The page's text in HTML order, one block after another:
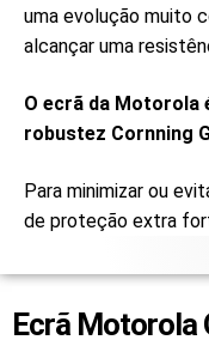
uma evolução muito
alcançar uma
O ecrã da Motorola
robustez Cornning
Para minimizar ou
de proteção extra
Ecrã Motorola